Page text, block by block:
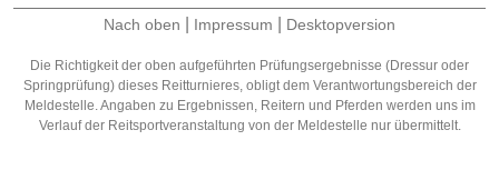
Nach oben Impressum Desktopversion
Die Richtigkeit der oben aufgeführten Prüfungsergebnisse (Dressur oder
Springprüfung) dieses Reitturnieres, obligt dem Verantwortungsbereich der
Meldestelle. Angaben zu Ergebnissen, Reitern und Pferden werden uns im
Verlauf der Reitsportveranstaltung von der Meldestelle nur übermittelt.